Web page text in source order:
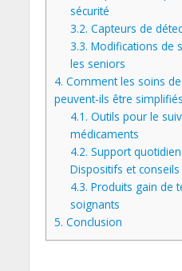
sécurité
3.2. Capteurs de
3.3. Modifications de
les seniors
4. Comment les soins
peuvent-ils être
4.1. Outils pour le
médicaments
4.2. Support
Dispositifs et conseils
4.3. Produits gain de
soignants
5. Conclusion